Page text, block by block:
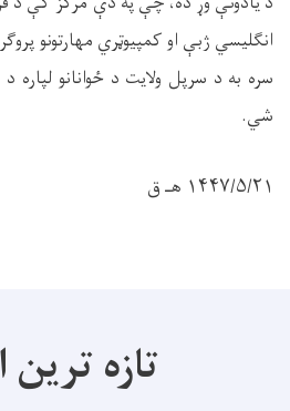
انګلیسي ژبې او کمپیوټري مهارتونو
سره به د سرپل ولایت د ځوانانو لپاره د
شي.
۱۴۴۷/۵/۲۱ هـ ق
تازه ترین